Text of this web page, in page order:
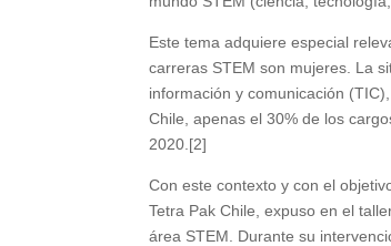
Este tema adquiere especial
carreras STEM son mujeres. La
información y comunicación
Chile, apenas el 30% de los
2020.[2]
Con este contexto y con el
Tetra Pak Chile, expuso en el
área STEM. Durante su